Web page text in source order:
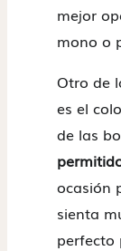
mejor
mono o
Otro de
es el
de las
ocasión
sienta
perfecto